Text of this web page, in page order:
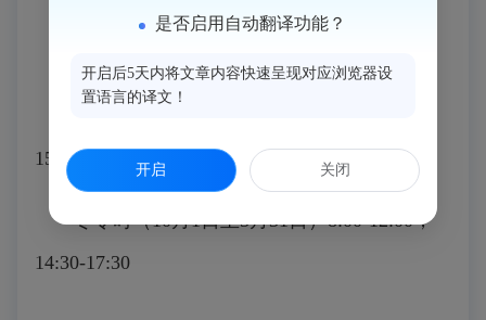
办公时间：周一至周五（法定节假日除外）
15:00-18:00
冬令时（10月1日至5月31日）8:00-12:00，
14:30-17:30
是否启用自动翻译功能？
开启后5天内将文章内容快速呈现对应浏览器设
置语言的译文！
开启 关闭